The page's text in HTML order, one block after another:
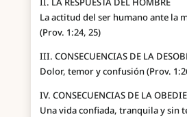
La actitud del ser humano ante la
(Prov. 1:24, 25)
III. CONSECUENCIAS DE LA
Dolor, temor y confusión (Prov.
IV. CONSECUENCIAS DE LA
Una vida confiada, tranquila y sin